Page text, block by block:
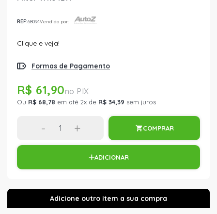
REF:68094Vendido por:
Clique e veja!
Formas de Pagamento
R$ 61,90
Ou R$ 68,78 em até 2x de R$ 34,39 sem juros
- + COMPRAR
ADICIONAR